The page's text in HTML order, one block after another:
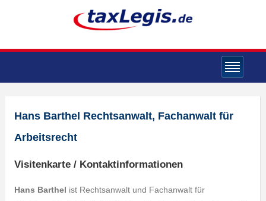
Hans Barthel Rechtsanwalt, Fachanwalt für
Arbeitsrecht
Visitenkarte / Kontaktinformationen
Hans Barthel ist Rechtsanwalt und Fachanwalt für